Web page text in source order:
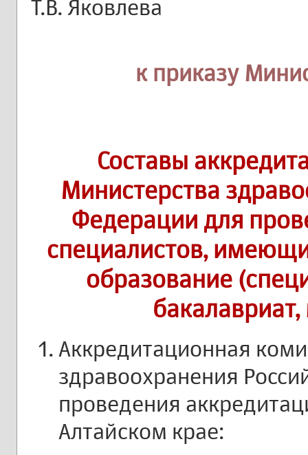
Т.В. Яковлева
к приказу
Составы
Министерства
Федерации для
специалистов,
образование
Аккредитационная
здравоохранения
проведения
Алтайском крае: